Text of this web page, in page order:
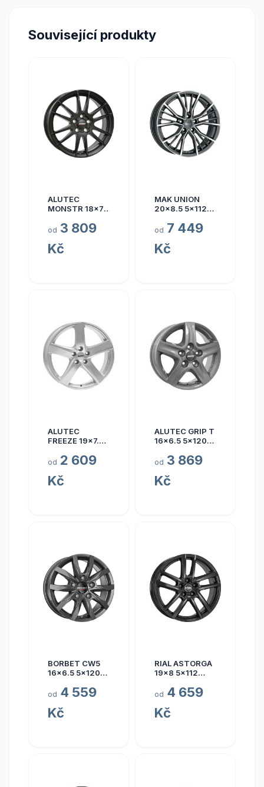
Související produkty
ALUTEC
MONSTR 18x7.5
od 3 809
Kč
MAK UNION
20x8.5 5x112
od 7 449
Kč
ALUTEC
FREEZE 19x7.5
od 2 609
Kč
ALUTEC GRIP T
16x6.5 5x120
od 3 869
Kč
BORBET CW5
16x6.5 5x120
od 4 559
Kč
RIAL ASTORGA
19x8 5x112
od 4 659
Kč